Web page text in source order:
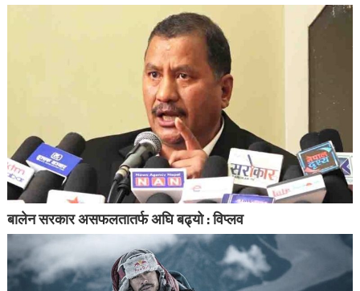
बालेन सरकार असफलतातर्फ अघि बढ्यो : विप्लव